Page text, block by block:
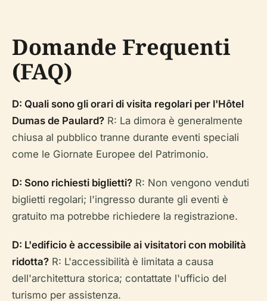
Domande Frequenti
(FAQ)
D: Quali sono gli orari di visita regolari per l'Hôtel
Dumas de Paulard? R: La dimora è generalmente
chiusa al pubblico tranne durante eventi speciali
come le Giornate Europee del Patrimonio.
D: Sono richiesti biglietti? R: Non vengono venduti
biglietti regolari; l'ingresso durante gli eventi è
gratuito ma potrebbe richiedere la registrazione.
D: L'edificio è accessibile ai visitatori con mobilità
ridotta? R: L'accessibilità è limitata a causa
dell'architettura storica; contattate l'ufficio del
turismo per assistenza.